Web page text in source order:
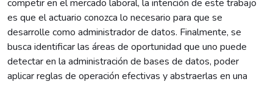
competir en el mercado laboral, la intención de este trabajo
es que el actuario conozca lo necesario para que se
desarrolle como administrador de datos. Finalmente, se
busca identificar las áreas de oportunidad que uno puede
detectar en la administración de bases de datos, poder
aplicar reglas de operación efectivas y abstraerlas en una